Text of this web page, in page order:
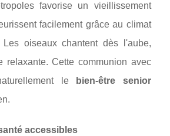
favorise un vieillissement
facilement grâce au climat
Les oiseaux chantent dès l'aube,
relaxante. Cette communion avec
le
bien-être senior
accessibles